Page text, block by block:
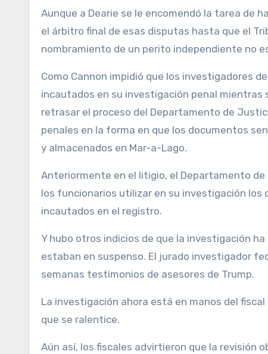
Aunque a Dearie se le encomendó la tarea de
el árbitro final de esas disputas hasta que el
nombramiento de un perito independiente no
Como Cannon impidió que los investigadores
incautados en su investigación penal mientras
retrasar el proceso del Departamento de
penales en la forma en que los documentos
y almacenados en Mar-a-Lago.
Anteriormente en el litigio, el Departamento
los funcionarios utilizar en su investigación
incautados en el registro.
Y hubo otros indicios de que la investigación
estaban en suspenso. El jurado investigador
semanas testimonios de asesores de Trump.
La investigación ahora está en manos del
que se ralentice.
Aún así, los fiscales advirtieron que la revisión